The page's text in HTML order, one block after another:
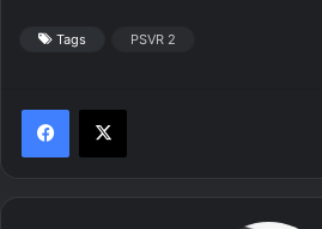
Tags PSVR 2